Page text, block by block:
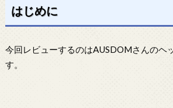
はじめに
今回レビューするのはAUSDOMさんのヘ
す。